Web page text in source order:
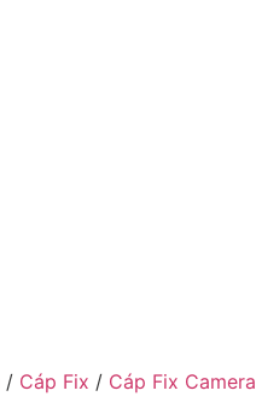
/ Cáp Fix / Cáp Fix Camera